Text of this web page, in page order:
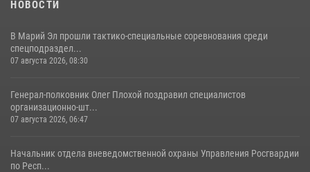
НОВОСТИ
В Марий Эл прошли тактико-специальные соревнования среди
спецподраздел...
07 августа 2026, 08:30
Генерал-полковник Олег Плохой поздравил специалистов
организационно-шт...
07 августа 2026, 06:47
Начальник отдела вневедомственной охраны Управления Росгвардии
по Респ...